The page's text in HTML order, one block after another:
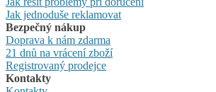
Jak jednoduše reklamovat
Bezpečný nákup
Doprava k nám zdarma
21 dnů na vrácení zboží
Registrovaný prodejce
Kontakty